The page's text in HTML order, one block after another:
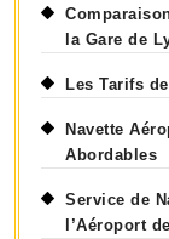
la Gare de
Les Tarifs
Navette
Abordables
Service de
l’Aéroport